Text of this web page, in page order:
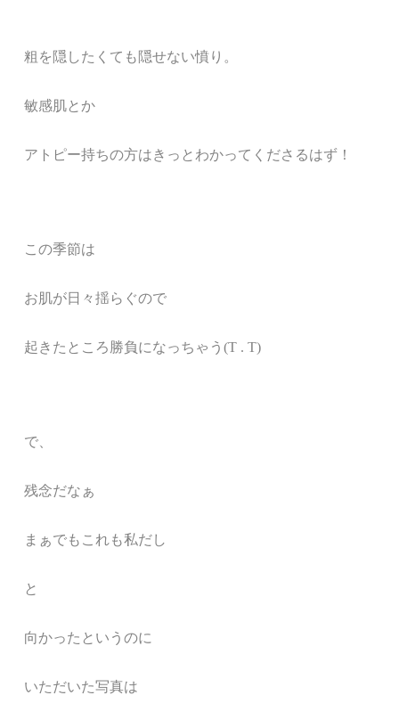
粗を隠したくても隠せない憤り。
敏感肌とか
アトピー持ちの方はきっとわかってくださるはず！
この季節は
お肌が日々揺らぐので
起きたところ勝負になっちゃう(T . T)
で、
残念だなぁ
まぁでもこれも私だし
と
向かったというのに
いただいた写真は